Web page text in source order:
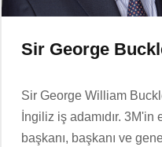
Sir George
Sir George William
İngiliz iş adamıdır. 3M'in
başkanı, başkanı ve